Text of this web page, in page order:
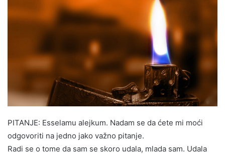
PITANJE: Esselamu alejkum. Nadam se da ćete mi moći
odgovoriti na jedno jako važno pitanje.
Radi se o tome da sam se skoro udala, mlada sam. Udala